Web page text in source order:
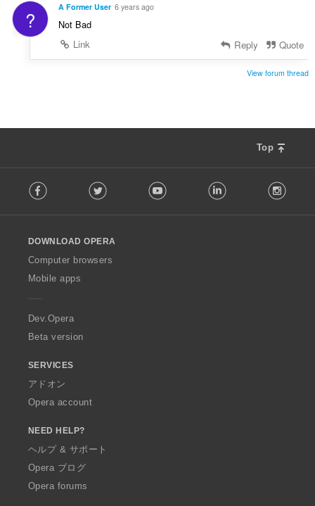
? A Former User 6 years ago
Not Bad
Link
Reply Quote
View forum thread
Top
o
w
O
p
a
Facebook Twitter Youtube LinkedIn
DOWNLOAD OPERA
Computer browsers
Mobile apps
Dev.Opera
Beta version
SERVICES
アドオン
Opera account
NEED HELP?
ヘルプ & サポート
Opera ブログ
Opera forums